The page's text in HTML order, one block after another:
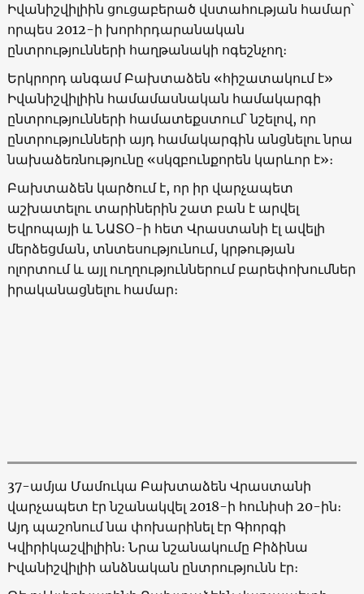
Իվանիշվիլիին ցուցաբերած վստահության համար՝
որպես 2012-ի խորհրդարանական
ընտրությունների հաղթանակի ոգեշնչող։
Երկրորդ անգամ Բախտաձեն «հիշատակում է»
Իվանիշվիլիին համամասնական համակարգի
ընտրությունների համատեքստում՝ նշելով, որ
ընտրությունների այդ համակարգին անցնելու նրա
նախաձեռնությունը «սկզբունքորեն կարևոր է»։
Բախտաձեն կարծում է, որ իր վարչապետ
աշխատելու տարիներին շատ բան է արվել
Եվրոպայի և ՆԱՏՕ-ի հետ Վրաստանի էլ ավելի
մերձեցման, տնտեսությունում, կրթության
ոլորտում և այլ ուղղություններում բարեփոխումներ
իրականացնելու համար։
37-ամյա Մամուկա Բախտաձեն Վրաստանի
վարչապետ էր նշանակվել 2018-ի հունիսի 20-ին։
Այդ պաշոնում նա փոխարինել էր Գիորգի
Կվիրիկաշվիլիին։ Նրա նշանակումը Բիձինա
Իվանիշվիլիի անձնական ընտրությունն էր։